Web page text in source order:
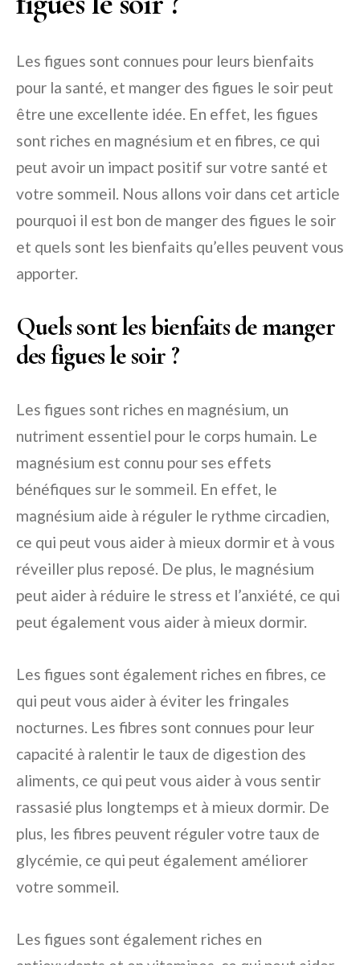
Les figues sont connues pour leurs bienfaits
pour la santé, et manger des figues le soir peut
être une excellente idée. En effet, les figues
sont riches en magnésium et en fibres, ce qui
peut avoir un impact positif sur votre santé et
votre sommeil. Nous allons voir dans cet article
pourquoi il est bon de manger des figues le soir
et quels sont les bienfaits qu’elles peuvent vous
apporter.
Quels sont les bienfaits de manger
des figues le soir ?
Les figues sont riches en magnésium, un
nutriment essentiel pour le corps humain. Le
magnésium est connu pour ses effets
bénéfiques sur le sommeil. En effet, le
magnésium aide à réguler le rythme circadien,
ce qui peut vous aider à mieux dormir et à vous
réveiller plus reposé. De plus, le magnésium
peut aider à réduire le stress et l’anxiété, ce qui
peut également vous aider à mieux dormir.
Les figues sont également riches en fibres, ce
qui peut vous aider à éviter les fringales
nocturnes. Les fibres sont connues pour leur
capacité à ralentir le taux de digestion des
aliments, ce qui peut vous aider à vous sentir
rassasié plus longtemps et à mieux dormir. De
plus, les fibres peuvent réguler votre taux de
glycémie, ce qui peut également améliorer
votre sommeil.
Les figues sont également riches en